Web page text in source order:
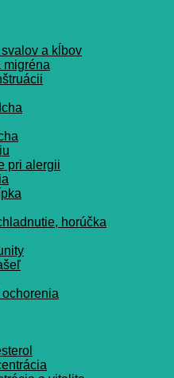
a kĺbov
migréna
pri alergii
horúčka